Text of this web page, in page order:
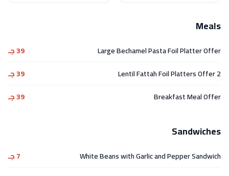
Meals
Large Bechamel Pasta Foil Platter Offer
39 جـ
2 Lentil Fattah Foil Platters Offer
39 جـ
Breakfast Meal Offer
39 جـ
Sandwiches
White Beans with Garlic and Pepper Sandwich
7 جـ